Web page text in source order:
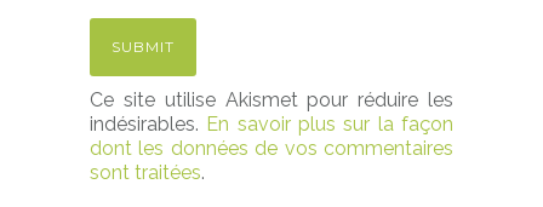
Ce site utilise Akismet pour réduire les
indésirables. En savoir plus sur la façon
dont les données de vos commentaires
sont traitées.